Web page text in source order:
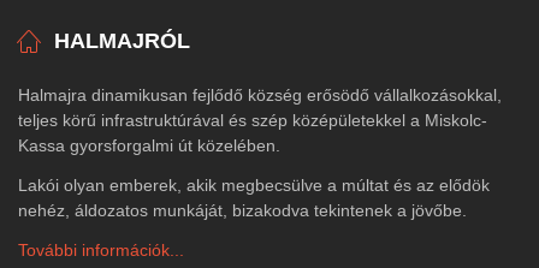
HALMAJRÓL
Halmajra dinamikusan fejlődő község erősödő vállalkozásokkal,
teljes körű infrastruktúrával és szép középületekkel a Miskolc-
Kassa gyorsforgalmi út közelében.
Lakói olyan emberek, akik megbecsülve a múltat és az elődök
nehéz, áldozatos munkáját, bizakodva tekintenek a jövőbe.
További információk...